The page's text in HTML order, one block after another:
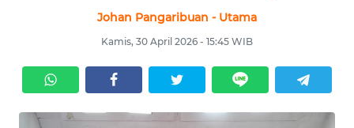
Johan Pangaribuan - Utama
Kamis, 30 April 2026 - 15:45 WIB
KHAS